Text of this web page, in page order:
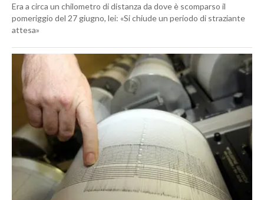
Era a circa un chilometro di distanza da dove è scomparso il
pomeriggio del 27 giugno, lei: «Si chiude un periodo di straziante
attesa»